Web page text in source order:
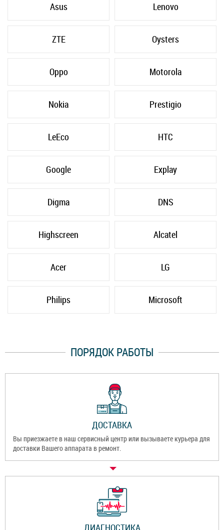
Asus Lenovo
ZTE Oysters
Oppo Motorola
Nokia Prestigio
LeEco HTC
Google Explay
Digma DNS
Highscreen Alcatel
Acer LG
Philips Microsoft
ПОРЯДОК РАБОТЫ
ДОСТАВКА
Вы приезжаете в наш сервисный центр или вызываете курьера для
доставки Вашего аппарата в ремонт.
ДИАГНОСТИКА